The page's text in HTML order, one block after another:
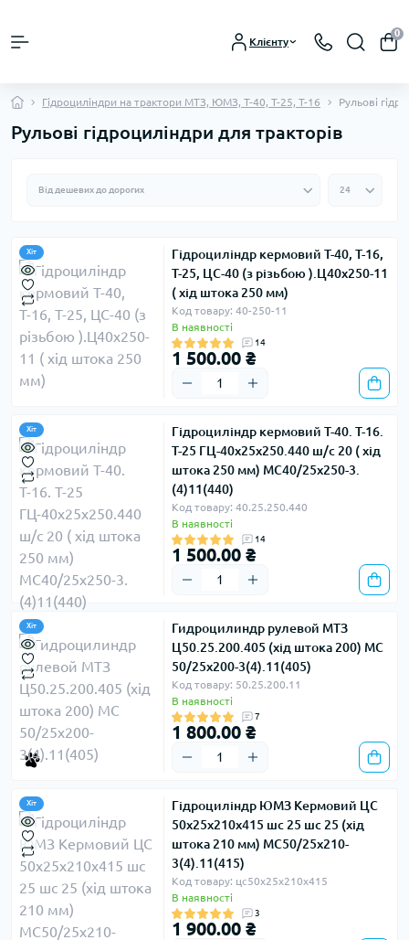
Клієнту
0
Гідроциліндри на трактори МТЗ, ЮМЗ, Т-40, Т-25, Т-16 Рульові
Рульові гідроциліндри для тракторів
Хіт
Гідроциліндр кермовий Т-40, Т-16,
Т-25, ЦС-40 (з різьбою ).Ц40х250-11
( хід штока 250 мм)
Код товару: 40-250-11
В наявності
14
1 500.00 ₴
Хіт
Гідроциліндр кермовий Т-40. Т-16.
Т-25 ГЦ-40х25х250.440 ш/с 20 ( хід
штока 250 мм) МС40/25х250-3.
(4)11(440)
Код товару: 40.25.250.440
В наявності
14
1 500.00 ₴
Хіт
Гидроцилиндр рулевой МТЗ
Ц50.25.200.405 (хід штока 200) МС
50/25х200-3(4).11(405)
Код товару: 50.25.200.11
В наявності
7
1 800.00 ₴
Хіт
Гідроциліндр ЮМЗ Кермовий ЦС
50х25х210х415 шс 25 шс 25 (хід
штока 210 мм) МС50/25х210-
3(4).11(415)
Код товару: цс50х25х210х415
В наявності
3
1 900.00 ₴